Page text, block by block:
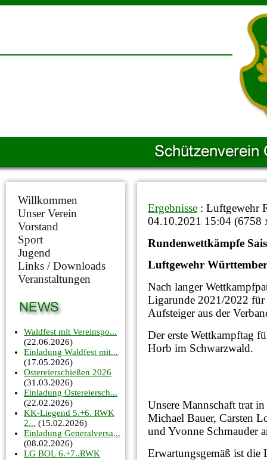
Willkommen
Unser Verein
Vorstand
Sport
Jugend
Links / Downloads
Veranstaltungen
Waldfest mit Vereinspo...
(22.06.2026)
Einladung Waldfest mit...
(17.05.2026)
Ostereierschießen 2026
(31.03.2026)
Einladung Ostereiersch...
(22.02.2026)
KK-Liegend 5.+6. RWK
2... (15.02.2026)
Einladung Generalversa...
(08.02.2026)
LG BOL 6.+7..RWK
Ergebnisse : Luftgewehr
04.10.2021 15:04 (6758
Rundenwettkämpfe
Luftgewehr
Nach langer
Ligarunde 2021/2022 für
Aufsteiger aus der
Der erste Wettkampftag
Horb im Schwarzwald.
Unsere Mannschaft trat
Michael Bauer, Carsten
und Yvonne Schmauder
Erwartungsgemäß ist die